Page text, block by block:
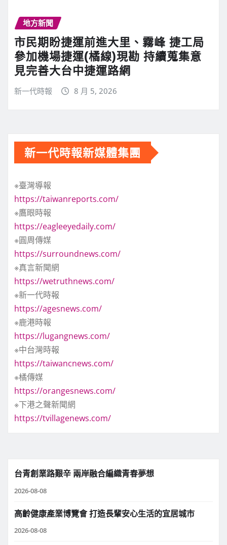
地方新聞
市民期盼捷運前進大里、霧峰 捷工局
參加機場捷運(橘線)現勘 持續蒐集意
見完善大台中捷運路網
新一代時報 8 月 5, 2026
新一代時報新媒體集團
※臺灣導報
https://taiwanreports.com/
※鷹眼時報
https://eagleeyedaily.com/
※圓周傳媒
https://surroundnews.com/
※真言新聞網
https://wetruthnews.com/
※新一代時報
https://agesnews.com/
※鹿港時報
https://lugangnews.com/
※中台灣時報
https://taiwancnews.com/
※橘傳媒
https://orangesnews.com/
※下港之聲新聞網
https://tvillagenews.com/
台青創業路艱辛 兩岸融合編織青春夢想
2026-08-08
高齡健康產業博覽會 打造長輩安心生活的宜居城市
2026-08-08